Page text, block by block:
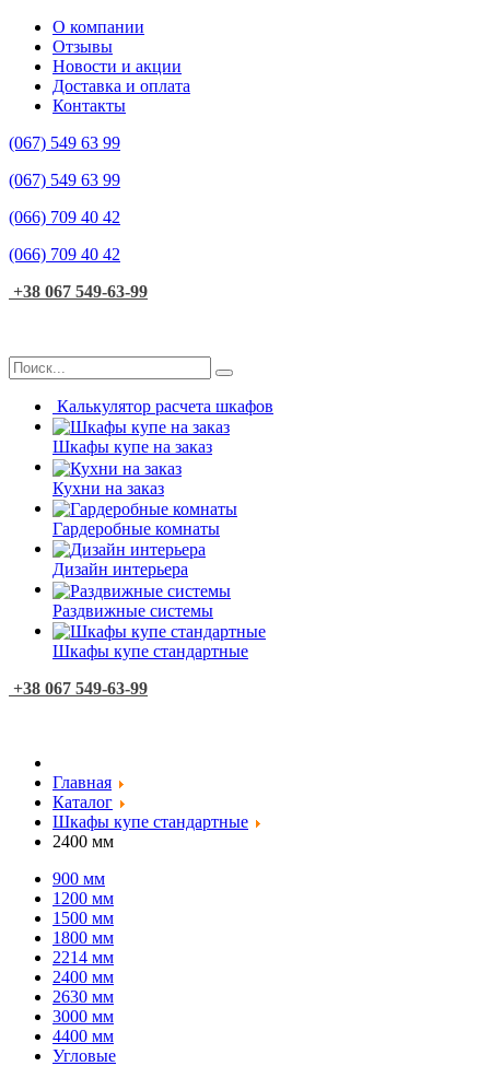
О компании
Отзывы
Новости и акции
Доставка и оплата
Контакты
(067) 549 63 99
(067) 549 63 99
(066) 709 40 42
(066) 709 40 42
+38 067 549-63-99
Калькулятор расчета шкафов
Шкафы купе на заказ
Кухни на заказ
Гардеробные комнаты
Дизайн интерьера
Раздвижные системы
Шкафы купе стандартные
+38 067 549-63-99
Главная
Каталог
Шкафы купе стандартные
2400 мм
900 мм
1200 мм
1500 мм
1800 мм
2214 мм
2400 мм
2630 мм
3000 мм
4400 мм
Угловые